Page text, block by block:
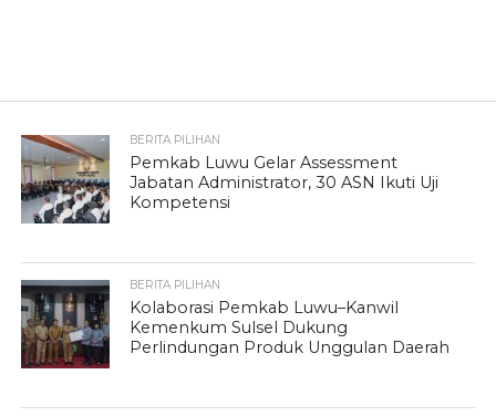
BERITA PILIHAN
Pemkab Luwu Gelar Assessment
Jabatan Administrator, 30 ASN Ikuti Uji
Kompetensi
BERITA PILIHAN
Kolaborasi Pemkab Luwu–Kanwil
Kemenkum Sulsel Dukung
Perlindungan Produk Unggulan Daerah